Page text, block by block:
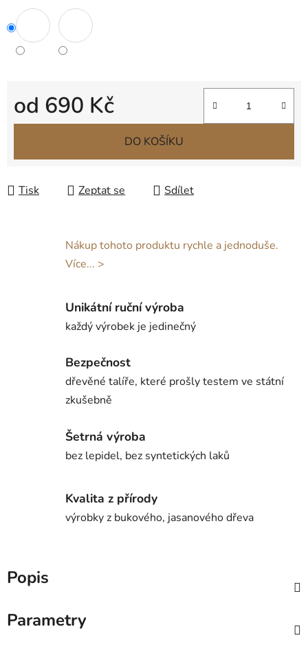
od 690 Kč
Měrná cena:
DO KOŠÍKU
Tisk Zeptat se Sdílet
Nákup tohoto produktu rychle a jednoduše.
Více... >
Unikátní ruční výroba
každý výrobek je jedinečný
Bezpečnost
dřevěné talíře, které prošly testem ve státní
zkušebně
Šetrná výroba
bez lepidel, bez syntetických laků
Kvalita z přírody
výrobky z bukového, jasanového dřeva
Popis
Parametry